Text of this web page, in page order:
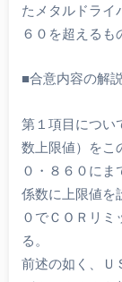
たメタルドライ
６０を超えるも
■合意内容の解説
第１項目につい
数上限値）をこ
０・８６０に
係数に上限値を
０でＣＯＲリ
る。
前述の如く、Ｕ